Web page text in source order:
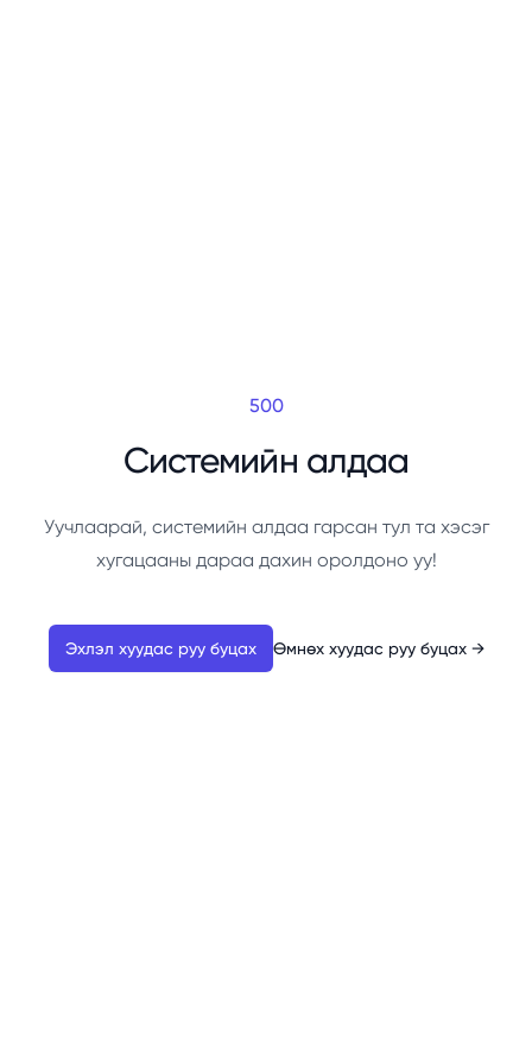
500
Системийн алдаа
Уучлаарай, системийн алдаа гарсан тул та хэсэг
хугацааны дараа дахин оролдоно уу!
Эхлэл хуудас руу буцах Өмнөх хуудас руу буцах →